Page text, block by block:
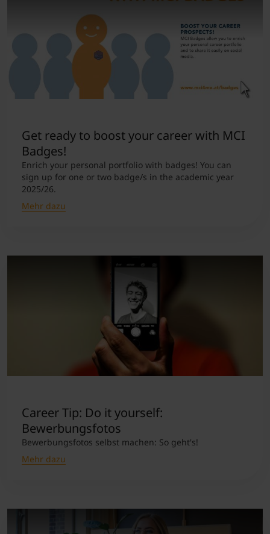
Get ready to boost your career with MCI
Badges!
Enrich your personal portfolio with badges! You can
sign up for one or two badge/s in the academic year
2025/26.
Mehr dazu
Career Tip: Do it yourself:
Bewerbungsfotos
Bewerbungsfotos selbst machen: So geht's!
Mehr dazu